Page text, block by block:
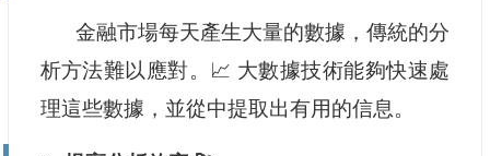
金融市場每天產生大量的數據，傳統的分
析方法難以應對。📈 大數據技術能夠快速處
理這些數據，並從中提取出有用的信息。